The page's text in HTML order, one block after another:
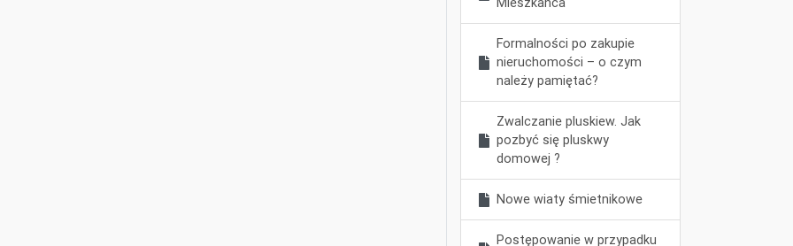
Formalności po zakupie
nieruchomości – o czym
należy pamiętać?
Zwalczanie pluskiew. Jak
pozbyć się pluskwy
domowej ?
Nowe wiaty śmietnikowe
Postępowanie w przypadku